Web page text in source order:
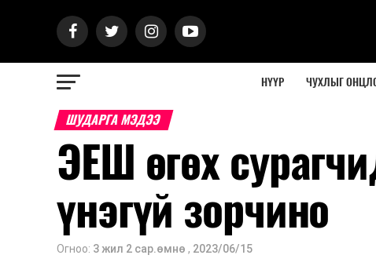
НҮҮР ЧУХЛЫГ
ШУДАРГА МЭДЭЭ
ЭЕШ өгөх
үнэгүй зорчино
Огноо: 3 жил 2 сар.өмнө , 2023/06/15